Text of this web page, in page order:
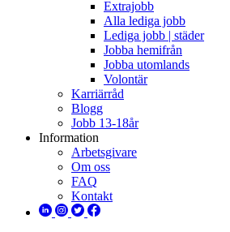
Extrajobb
Alla lediga jobb
Lediga jobb | städer
Jobba hemifrån
Jobba utomlands
Volontär
Karriärråd
Blogg
Jobb 13-18år
Information
Arbetsgivare
Om oss
FAQ
Kontakt